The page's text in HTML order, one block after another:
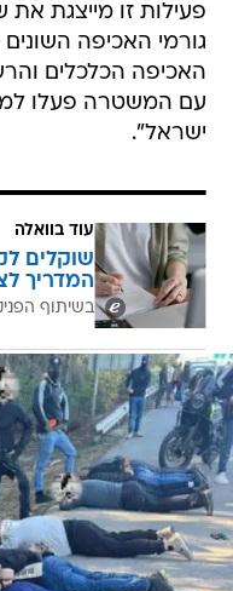
פעילות זו מייצגת את
גורמי האכיפה
האכיפה הכלכלים
עם המשטרה פעלו
ישראל".
עוד בוואלה
שוקלים
המדריך
בשיתוף